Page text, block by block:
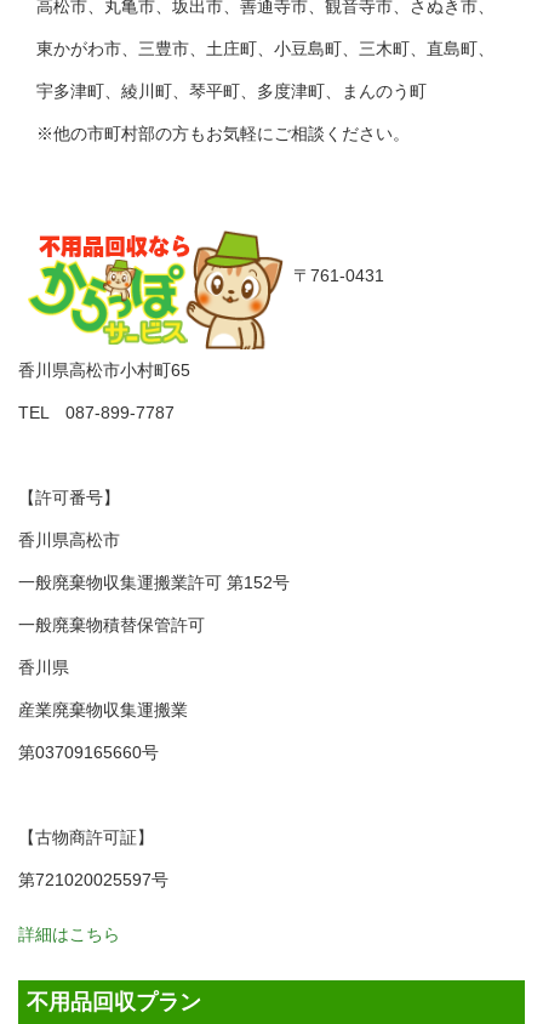
高松市、丸亀市、坂出市、善通寺市、観音寺市、さぬき市、
東かがわ市、三豊市、土庄町、小豆島町、三木町、直島町、
宇多津町、綾川町、琴平町、多度津町、まんのう町
※他の市町村部の方もお気軽にご相談ください。
〒761-0431
香川県高松市小村町65
TEL 087-899-7787
【許可番号】
香川県高松市
一般廃棄物収集運搬業許可 第152号
一般廃棄物積替保管許可
香川県
産業廃棄物収集運搬業
第03709165660号
【古物商許可証】
第721020025597号
詳細はこちら
不用品回収プラン